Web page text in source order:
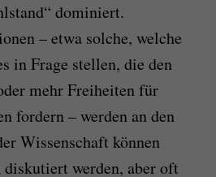
dominiert.
– etwa solche, welche
in Frage stellen, die den
mehr Freiheiten für
fordern – werden an den
Wissenschaft können
diskutiert werden, aber oft